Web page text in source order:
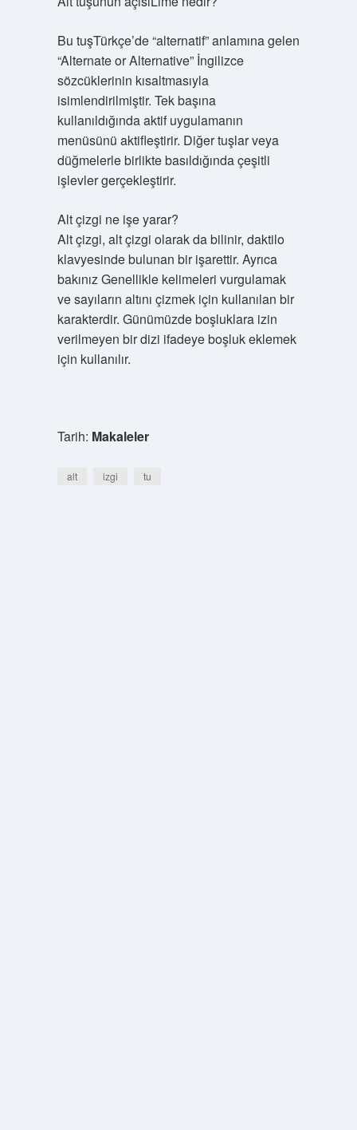
Bu tuşTürkçe’de “alternatif” anlamına gelen
“Alternate or Alternative” İngilizce
sözcüklerinin kısaltmasıyla
isimlendirilmiştir. Tek başına
kullanıldığında aktif uygulamanın
menüsünü aktifleştirir. Diğer tuşlar veya
düğmelerle birlikte basıldığında çeşitli
işlevler gerçekleştirir.
Alt çizgi ne işe yarar?
Alt çizgi, alt çizgi olarak da bilinir, daktilo
klavyesinde bulunan bir işarettir. Ayrıca
bakınız Genellikle kelimeleri vurgulamak
ve sayıların altını çizmek için kullanılan bir
karakterdir. Günümüzde boşluklara izin
verilmeyen bir dizi ifadeye boşluk eklemek
için kullanılır.
Tarih: Makaleler
alt izgi tu